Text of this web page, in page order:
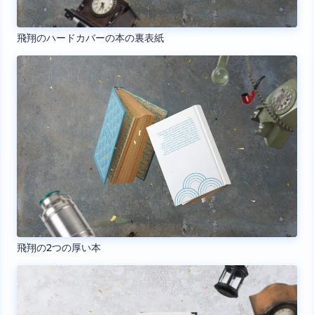
飛翔のハードカバーの本の裏表紙
飛翔の2つの厚い本